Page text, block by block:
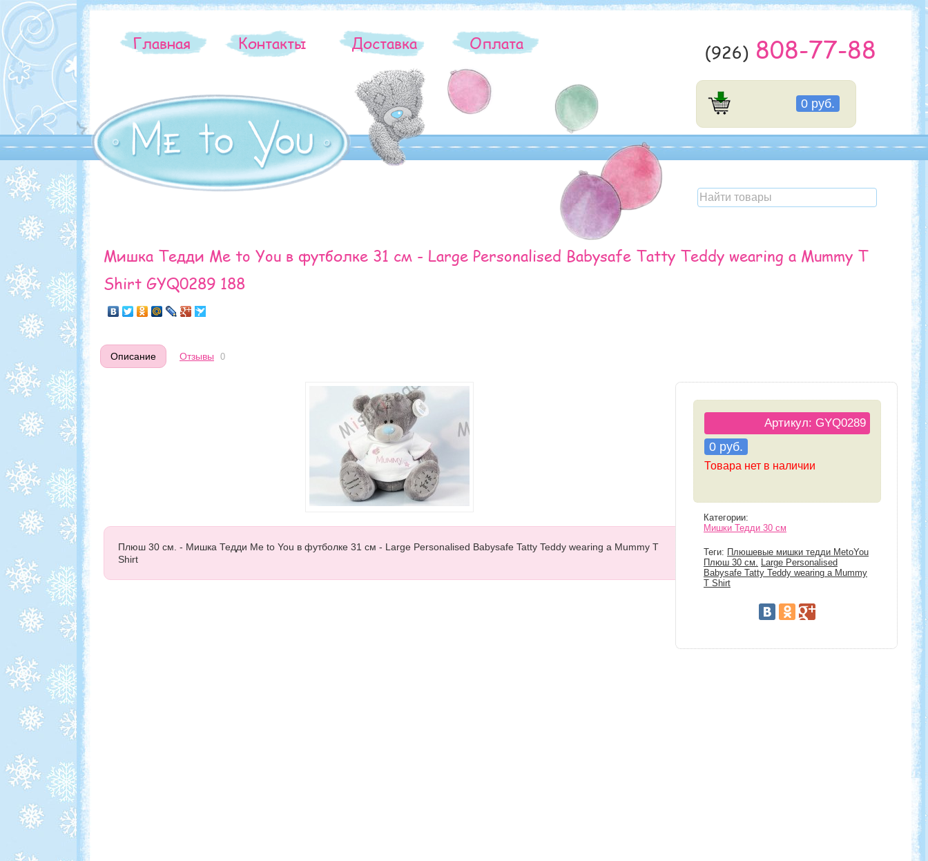
Главная Контакты Доставка Оплата (926)808-77-88
0 руб.
Мишка Тедди Me to You в футболке 31 см - Large Personalised Babysafe Tatty Teddy wearing a Mummy T
Shirt GYQ0289 188
Описание Отзывы 0
Артикул: GYQ0289
0 руб.
Товара нет в наличии
Категории:
Мишки Тедди 30 см
Теги: Плюшевые мишки тедди MetoYou
Плюш 30 см.
Large Personalised
Babysafe Tatty Teddy wearing a Mummy
T Shirt
Плюш 30 см. - Мишка Тедди Me to You в футболке 31 см - Large Personalised Babysafe Tatty Teddy wearing a Mummy T
Shirt